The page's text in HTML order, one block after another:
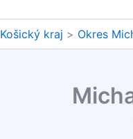
Košický kraj Okres